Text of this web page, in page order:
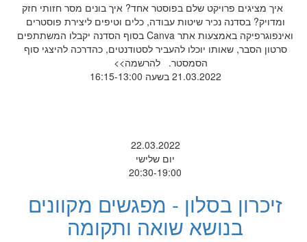
איך מציגים פרויקט שלם בפוסטר אחד? איך בונים מסר חזותי חזק
ומדויק? בסדנה נכיר שיטות עבודה, כלים וטיפים ליצירת פוסטרים
ואינפוגרפיקה באמצעות אתר Canva בסוף הסדנה יקבלו המשתתפים
סרטון הסבר, שאותו יוכלו להעביר לסטודנטים, כהדרכה להיצגי סוף
הסמסטר. להרשמה>>
21.03.2022 בשעה 16:15-13:00
22.03.2022
יום שלישי
20:30-19:00
זיכרון בסלון - מפגשים מקוונים
בנושא שואה ותקומה